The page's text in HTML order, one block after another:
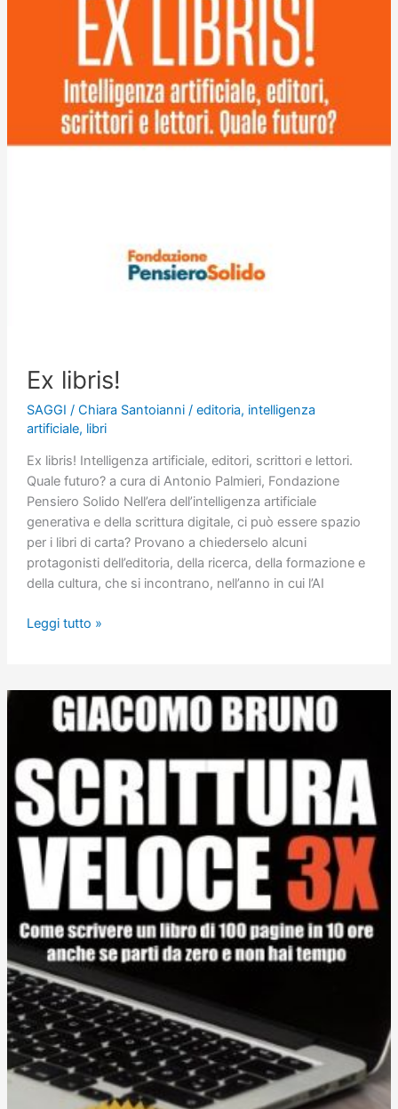
Ex libris!
SAGGI / Chiara Santoianni / editoria, intelligenza
artificiale, libri
Ex libris! Intelligenza artificiale, editori, scrittori e lettori.
Quale futuro? a cura di Antonio Palmieri, Fondazione
Pensiero Solido Nell’era dell’intelligenza artificiale
generativa e della scrittura digitale, ci può essere spazio
per i libri di carta? Provano a chiederselo alcuni
protagonisti dell’editoria, della ricerca, della formazione e
della cultura, che si incontrano, nell’anno in cui l’AI
Ex
Leggi tutto »